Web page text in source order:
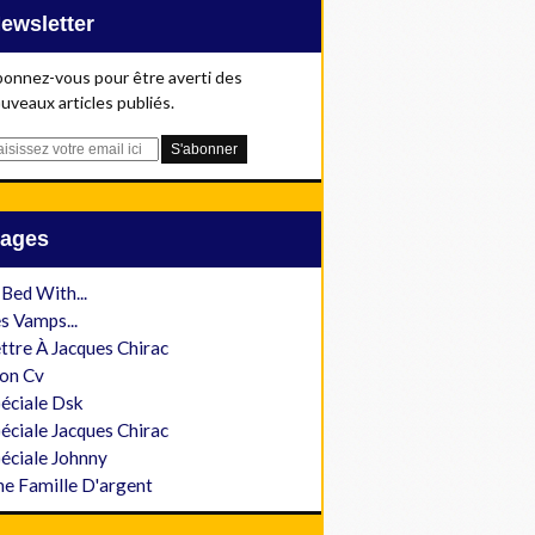
Newsletter
vous pour être averti des
articles publiés.
Pages
With...
Vamps...
À Jacques Chirac
Cv
Dsk
Jacques Chirac
Johnny
Famille D'argent